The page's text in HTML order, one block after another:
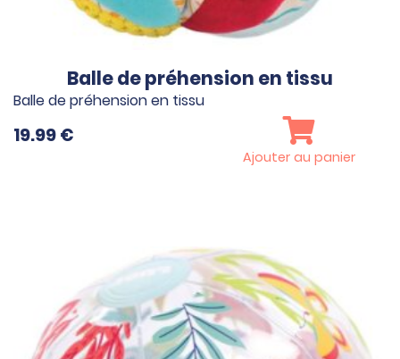
Balle de préhension en tissu
Balle de préhension en tissu
19.99€
Ajouter au panier